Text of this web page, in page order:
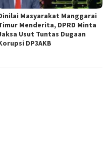
Masyarakat Manggarai
Menderita, DPRD Minta
Usut Tuntas Dugaan
DP3AKB